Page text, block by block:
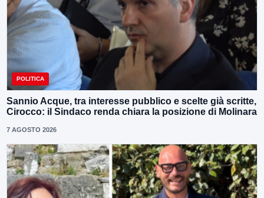
POLITICA
Sannio Acque, tra interesse pubblico e scelte già scritte,
Cirocco: il Sindaco renda chiara la posizione di Molinara
7 AGOSTO 2026